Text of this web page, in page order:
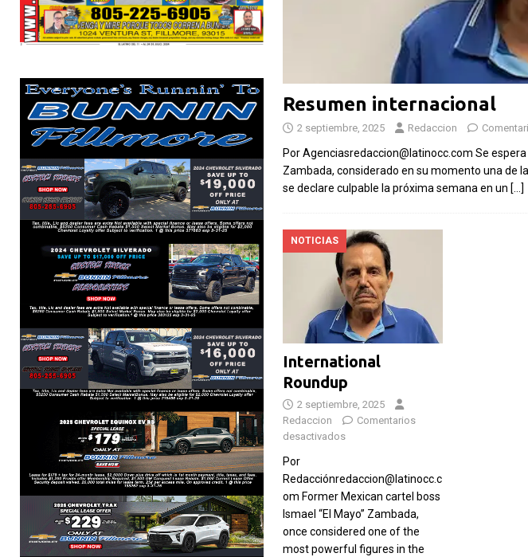
Resumen internacional
2 septiembre, 2025 Redaccion
Por Agenciasredaccion@latinocc.com Se
Zambada, considerado en su momento una de
se declare culpable la próxima semana en un […]
NOTICIAS
International
Roundup
2 septiembre, 2025
Redaccion
Comentarios
desactivados
Por
Redacciónredaccion@latinocc.c
om Former Mexican cartel boss
Ismael “El Mayo” Zambada,
once considered one of the
most powerful figures in the
La UEFA amenaza con
FIFA por polémico plan de
inversión del Mundial
Por El Latino Newsroom La relación
entre la UEFA y la FIFA atraviesa uno de
sus momentos más tensos de los
últimos años. La organización[...]
Los momentos que
marcaron el Mundial 2026:
del gol más espectacular a
la afición más inolvidable
Por Max VásquezEl Latino La Copa
Mundial dejó 39 días de emociones,
sorpresas y actuaciones memorables.
Estos fueron algunos de los momentos
más destacados del
Por
que